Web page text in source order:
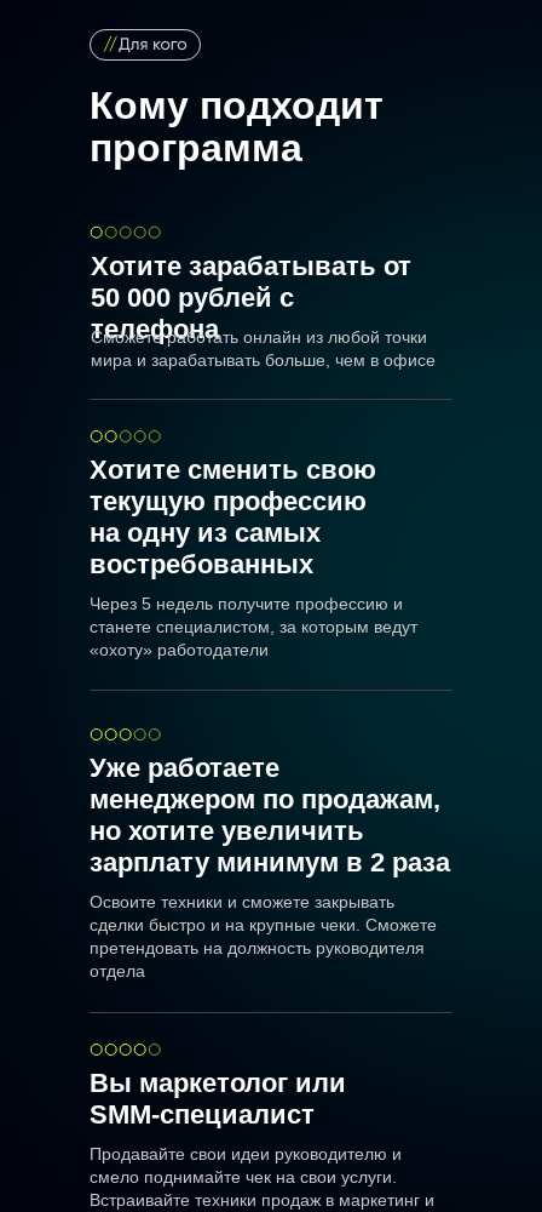
Кому подходит
программа
Хотите зарабатывать от
50 000 рублей с
телефона
Сможете работать онлайн из любой точки
мира и зарабатывать больше, чем в офисе
Хотите сменить свою
текущую профессию
на одну из самых
востребованных
Через 5 недель получите профессию и
станете специалистом, за которым ведут
«охоту» работодатели
Уже работаете
менеджером по продажам,
но хотите увеличить
зарплату минимум в 2 раза
Освоите техники и сможете закрывать
сделки быстро и на крупные чеки. Сможете
претендовать на должность руководителя
отдела
Вы маркетолог или
SMM-специалист
Продавайте свои идеи руководителю и
смело поднимайте чек на свои услуги.
Встраивайте техники продаж в маркетинг и